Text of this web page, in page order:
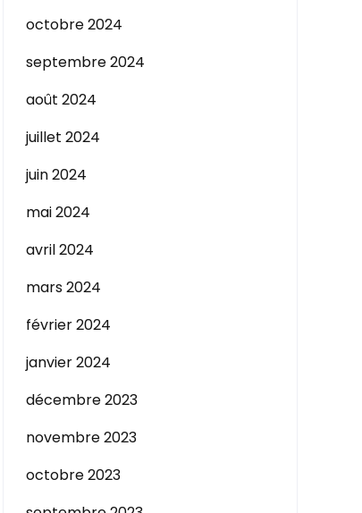
octobre 2024
septembre 2024
août 2024
juillet 2024
juin 2024
mai 2024
avril 2024
mars 2024
février 2024
janvier 2024
décembre 2023
novembre 2023
octobre 2023